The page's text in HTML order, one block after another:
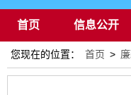
首页 信息公开
通知公告
您现在的位置： 首页 >